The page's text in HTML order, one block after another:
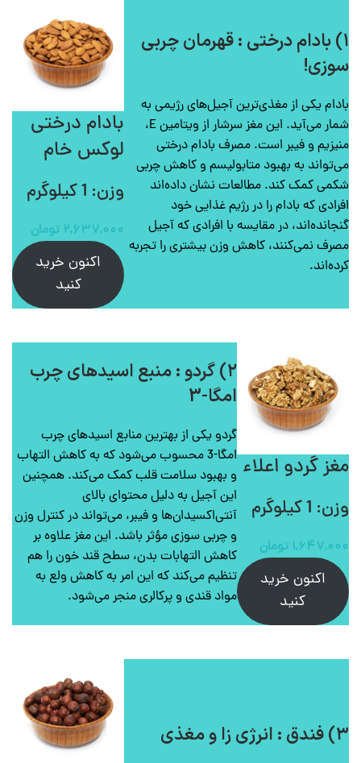
۱) بادام درختی : قهرمان چربی
سوزی!
بادام یکی از مغذی‌ترین آجیل‌های رژیمی به
شمار می‌آید. این مغز سرشار از ویتامین E،
منیزیم و فیبر است. مصرف بادام درختی
می‌تواند به بهبود متابولیسم و کاهش چربی
شکمی کمک کند. مطالعات نشان داده‌اند
افرادی که بادام را در رژیم غذایی خود
گنجانده‌اند، در مقایسه با افرادی که آجیل
مصرف نمی‌کنند، کاهش وزن بیشتری را تجربه
کرده‌اند.
بادام درختی
لوکس خام
وزن: 1 کیلوگرم
۲,۶۳۷,۰۰۰ تومان
اکنون خرید
کنید
مغز گردو اعلاء
وزن: 1 کیلوگرم
۱,۶۴۷,۰۰۰ تومان
اکنون خرید
کنید
۲) گردو : منبع اسیدهای چرب
امگا-3
گردو یکی از بهترین منابع اسیدهای چرب
امگا-3 محسوب می‌شود که به کاهش التهاب
و بهبود سلامت قلب کمک می‌کند. همچنین
این آجیل به دلیل محتوای بالای
آنتی‌اکسیدان‌ها و فیبر، می‌تواند در کنترل وزن
و چربی سوزی مؤثر باشد. این مغز علاوه بر
کاهش التهابات بدن، سطح قند خون را هم
تنظیم می‌کند که این امر به کاهش ولع به
مواد قندی و پرکالری منجر می‌شود.
۳) فندق : انرژی زا و مغذی